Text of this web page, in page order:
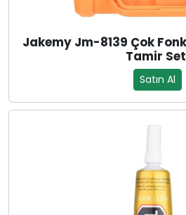
Jakemy Jm-8139 Çok
Tamir
Satın Al